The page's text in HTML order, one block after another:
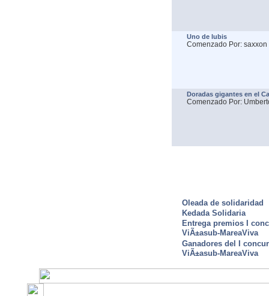
Uno de lubis
Comenzado Por: saxxon
Doradas gigantes en el
Comenzado Por:
Oleada de solidaridad
Kedada Solidaria
Entrega premios I
ViÃ±asub-MareaViva
Ganadores del I
ViÃ±asub-MareaViva